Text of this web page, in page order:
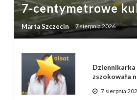
7-centymetrowe
Marta Szczecin 7 sierpnia 2026
zszokowała
7 sierpnia